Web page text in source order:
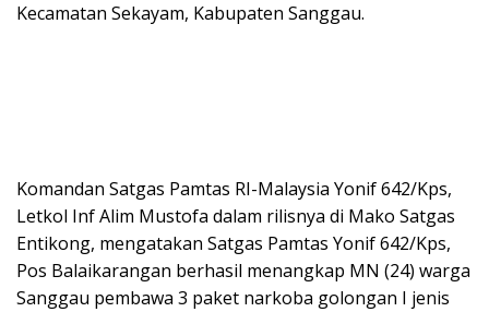
Kecamatan Sekayam, Kabupaten Sanggau.
Komandan Satgas Pamtas RI-Malaysia Yonif 642/Kps,
Letkol Inf Alim Mustofa dalam rilisnya di Mako Satgas
Entikong, mengatakan Satgas Pamtas Yonif 642/Kps,
Pos Balaikarangan berhasil menangkap MN (24) warga
Sanggau pembawa 3 paket narkoba golongan I jenis